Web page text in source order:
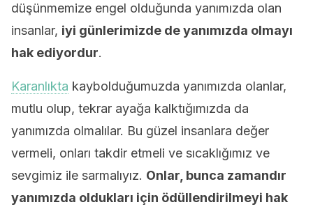
düşünmemize engel olduğunda yanımızda olan
insanlar, iyi günlerimizde de yanımızda olmayı
hak ediyordur.
Karanlıkta kaybolduğumuzda yanımızda olanlar,
mutlu olup, tekrar ayağa kalktığımızda da
yanımızda olmalılar. Bu güzel insanlara değer
vermeli, onları takdir etmeli ve sıcaklığımız ve
sevgimiz ile sarmalıyız. Onlar, bunca zamandır
yanımızda oldukları için ödüllendirilmeyi hak